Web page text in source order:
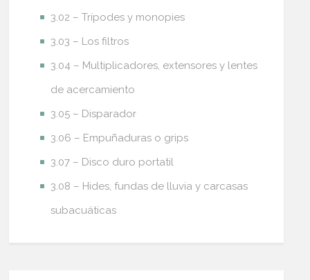
3.02 – Trípodes y monopies
3.03 – Los filtros
3.04 – Multiplicadores, extensores y lentes
de acercamiento
3.05 – Disparador
3.06 – Empuñaduras o grips
3.07 – Disco duro portatil
3.08 – Hides, fundas de lluvia y carcasas
subacuáticas